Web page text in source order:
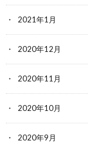
2021年1月
2020年12月
2020年11月
2020年10月
2020年9月